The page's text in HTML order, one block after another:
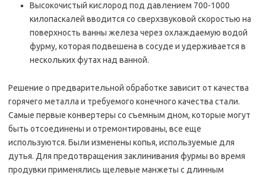
Высокочистый кислород под давлением 700-1000
килопаскалей вводится со сверхзвуковой скоростью на
поверхность ванны железа через охлаждаемую водой
фурму, которая подвешена в сосуде и удерживается в
нескольких футах над ванной.
Решение о предварительной обработке зависит от качества
горячего металла и требуемого конечного качества стали.
Самые первые конвертеры со съемным дном, которые могут
быть отсоединены и отремонтированы, все еще
используются. Были изменены копья, используемые для
дутья. Для предотвращения заклинивания фурмы во время
продувки применялись щелевые манжеты с длинным